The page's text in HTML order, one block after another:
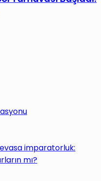
imparatorluk:
mı?